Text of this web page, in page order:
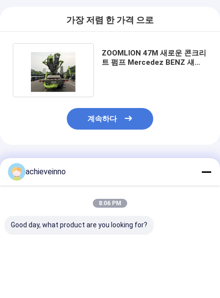
가장 저렴 한 가격 으로
ZOOMLION 47M 새로운 콘크리
트 펌프 Mercedez BENZ 섀시
계속하다
추천된 제품
achieveinno
8:06 PM
Good day, what product are you looking for?